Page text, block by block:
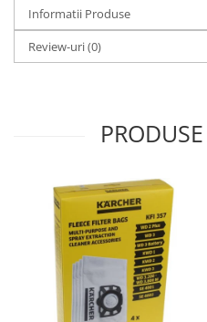
Telecomenzi garaj
Sport & Activitati in aer liber
Accesorii antrenament
Ciclism
Sporturi acvatice
Sporturi de interior
TV, Audio & Foto
Aparate Foto & Accesorii
Audio HI-FI & Profesionale
Informatii Produse
Review-uri(0)